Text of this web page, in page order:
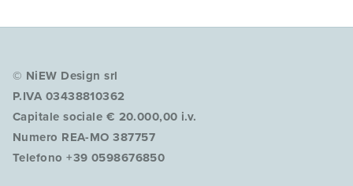
© NiEW Design srl
P.IVA 03438810362
Capitale sociale € 20.000,00 i.v.
Numero REA-MO 387757
Telefono +39 0598676850